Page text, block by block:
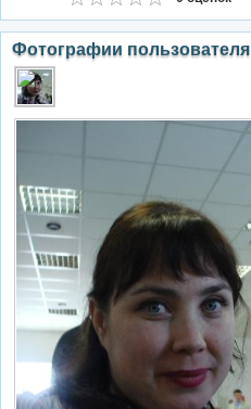
Фотографии пользователя